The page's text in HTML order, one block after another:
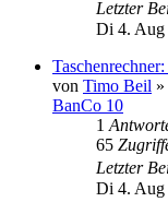
Letzter
Di 4. Aug
von Timo Beil »
BanCo 10
1
65
Letzter
Di 4. Aug